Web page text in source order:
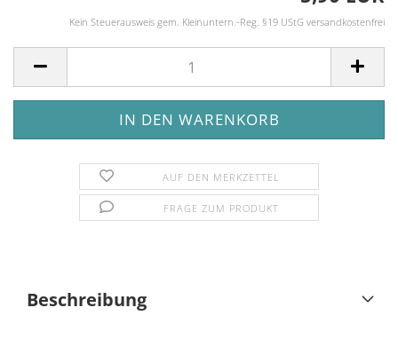
Kein Steuerausweis gem. Kleinuntern.-Reg. §19 UStG versandkostenfrei
AUF DEN MERKZETTEL
FRAGE ZUM PRODUKT
Beschreibung